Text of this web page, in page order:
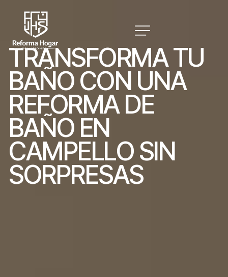
TRANSFORMATU
BAÑO CON UNA
REFORMA DE
BAÑO EN
CAMPELLO SIN
SORPRESAS